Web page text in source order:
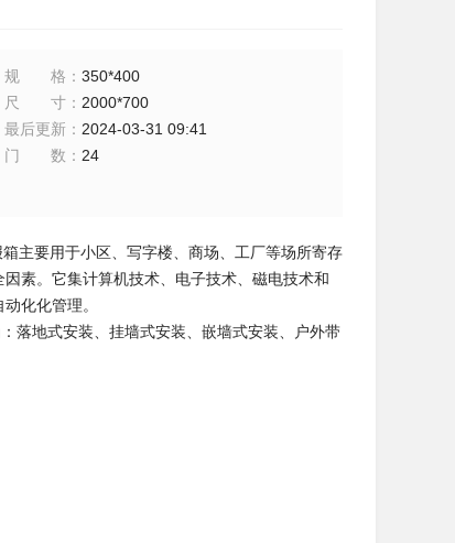
规格 ：350*400
尺寸 ： 2000*700
最后更新 ： 2024-03-31 09:41
门数 ： 24
主要用于小区、写字楼、商场、工厂等场所寄存
素。它集计算机技术、电子技术、磁电技术和
化化管理。
落地式安装、挂墙式安装、嵌墙式安装、户外带